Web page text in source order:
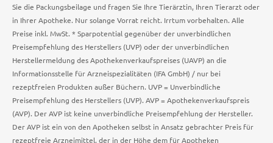
Sie die Packungsbeilage und fragen Sie Ihre Tierärztin, Ihren Tierarzt oder
in Ihrer Apotheke. Nur solange Vorrat reicht. Irrtum vorbehalten. Alle
Preise inkl. MwSt. * Sparpotential gegenüber der unverbindlichen
Preisempfehlung des Herstellers (UVP) oder der unverbindlichen
Herstellermeldung des Apothekenverkaufspreises (UAVP) an die
Informationsstelle für Arzneispezialitäten (IFA GmbH) / nur bei
rezeptfreien Produkten außer Büchern. UVP = Unverbindliche
Preisempfehlung des Herstellers (UVP). AVP = Apothekenverkaufspreis
(AVP). Der AVP ist keine unverbindliche Preisempfehlung der Hersteller.
Der AVP ist ein von den Apotheken selbst in Ansatz gebrachter Preis für
rezeptfreie Arzneimittel, der in der Höhe dem für Apotheken